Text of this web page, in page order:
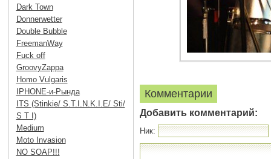
Комментарии
Добавить комментарий:
Ник:
Dark Town
Donnerwetter
Double Bubble
FreemanWay
Fuck off
GroovyZappa
Homo Vulgaris
IPHONE-и-Рында
ITS (Stinkie/ S.T.I.N.K.I.E/ Sti/
S T I)
Medium
Moto Invasion
NO SOAP!!!